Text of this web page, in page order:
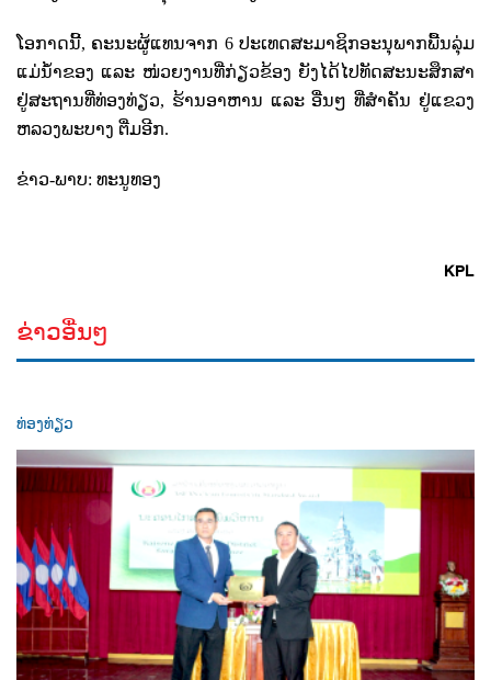
ໂອກາດນີ້, ຄະນະຜູ້ແທນຈາກ 6ປະເທດສະມາຊິກອະນຸພາກພື້ນລຸ່ມ
ແມ່ນໍ້າຂອງ ແລະ ໜ່ວຍງານທີ່ກ່ຽວຂ້ອງ ຍັງໄດ້ໄປທັດສະນະສຶກສາ
ຢູ່ສະຖານທີ່ທ່ອງທ່ຽວ, ຮ້ານອາຫານ ແລະ ອື່ນໆ ທີ່ສຳຄັນ ຢູ່ແຂວງ
ຫລວງພະບາງ ຕື່ມອີກ.
ຂ່າວ-ພາບ: ທະນູທອງ
KPL
ຂ່າວອື່ນໆ
ທ່ອງທ່ຽວ